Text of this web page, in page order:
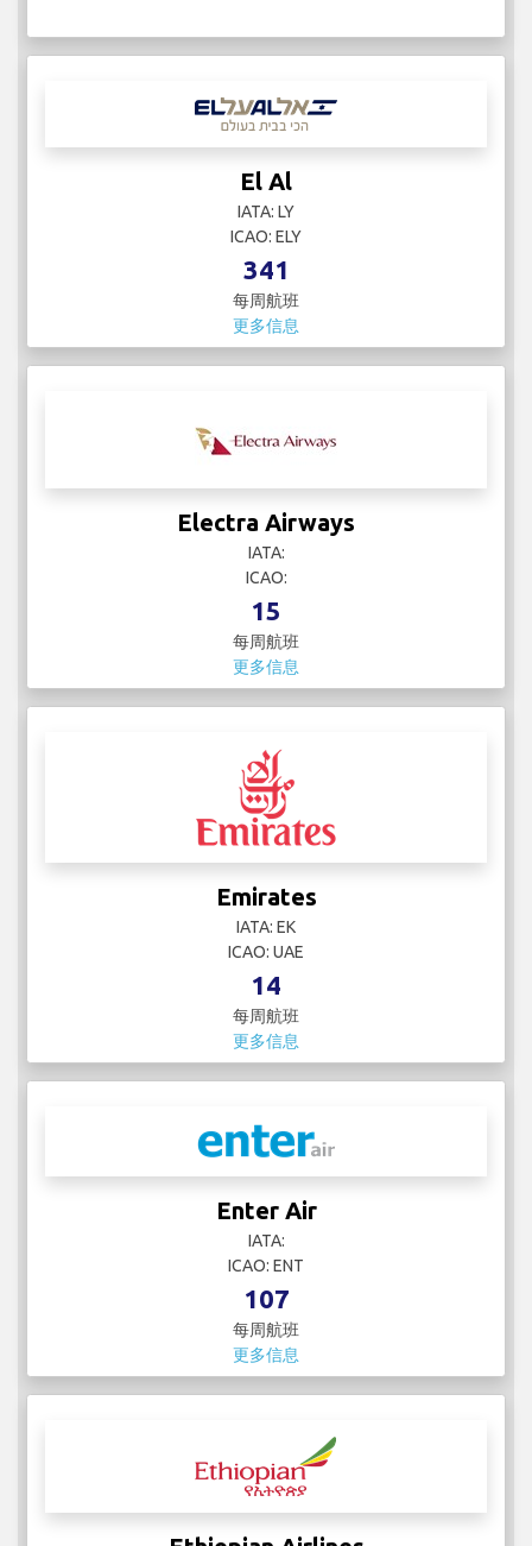
El Al
IATA: LY
ICAO: ELY
341
每周航班
更多信息
Electra Airways
IATA:
ICAO:
15
每周航班
更多信息
Emirates
IATA: EK
ICAO: UAE
14
每周航班
更多信息
Enter Air
IATA:
ICAO: ENT
107
每周航班
更多信息